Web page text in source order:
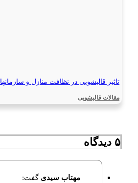
تاثیر قالیشویی در نظافت منازل و سازمانها
مقالات قالیشویی
۵ دیدگاه‌
مهتاب سیدی گفت: